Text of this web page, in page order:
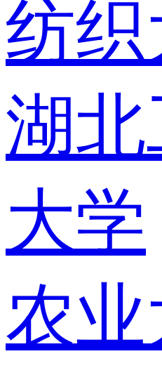
纺
湖
大学
农